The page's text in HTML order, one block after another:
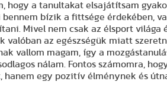
hogy a tanultakat elsajátítsam
bízik a fittsége érdekében,
Mivel nem csak az élsport világa
valóban az egészségük miatt
vallom magam, így a
nálam. Fontos számomra,
hanem egy pozitív élménynek és